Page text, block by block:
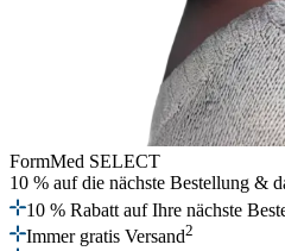
FormMed SELECT
10 % auf die nächste Bestellung &
10 % Rabatt auf Ihre nächste
Immer gratis Versand2